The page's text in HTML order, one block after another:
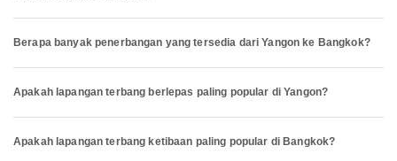
Berapa banyak penerbangan yang tersedia dari Yangon ke Bangkok?
Apakah lapangan terbang berlepas paling popular di Yangon?
Apakah lapangan terbang ketibaan paling popular di Bangkok?